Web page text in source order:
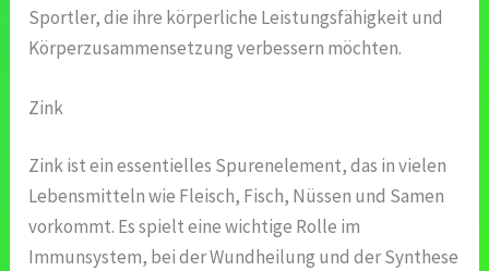
Sportler, die ihre körperliche Leistungsfähigkeit und
Körperzusammensetzung verbessern möchten.
Zink
Zink ist ein essentielles Spurenelement, das in vielen
Lebensmitteln wie Fleisch, Fisch, Nüssen und Samen
vorkommt. Es spielt eine wichtige Rolle im
Immunsystem, bei der Wundheilung und der Synthese